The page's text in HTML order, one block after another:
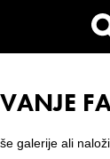
galerije ali